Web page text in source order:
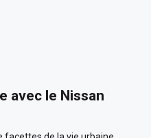
avec le Nissan